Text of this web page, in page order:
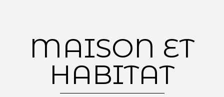
MAISON ET
HABITAT